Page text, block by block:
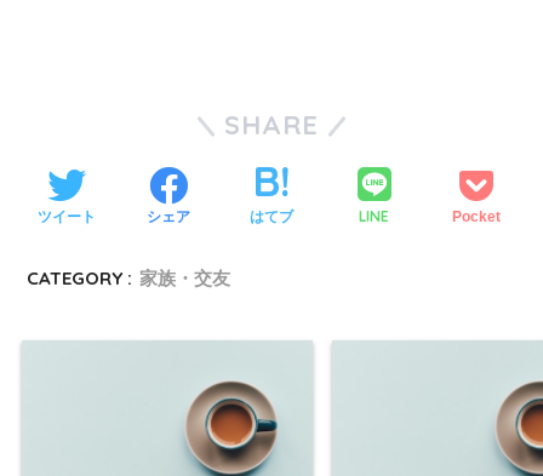
SHARE
ツイート シェア はてブ LINE Pocket
CATEGORY : 家族・交友